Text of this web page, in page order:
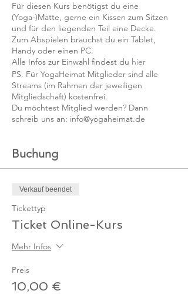
Für diesen Kurs benötigst du eine
(Yoga-)Matte, gerne ein Kissen zum Sitzen
und für den liegenden Teil eine Decke.
Zum Abspielen brauchst du ein Tablet,
Handy oder einen PC.
Alle Infos zur Einwahl findest du hier
PS. Für YogaHeimat Mitglieder sind alle
Streams (im Rahmen der jeweiligen
Mitgliedschaft) kostenfrei.
Du möchtest Mitglied werden? Dann
schreib uns an: info@yogaheimat.de
Buchung
Verkauf beendet
Tickettyp
Ticket Online-Kurs
Mehr Infos
Preis
10,00 €